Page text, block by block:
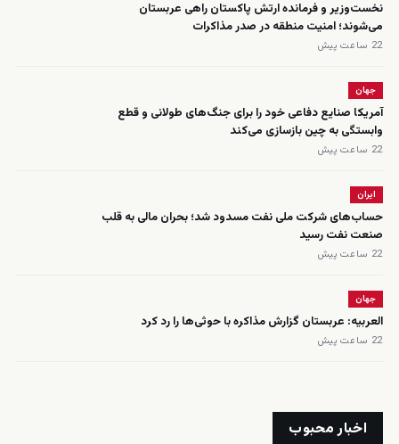
نخست‌وزیر و فرمانده ارتش پاکستان راهی عربستان
می‌شوند؛ امنیت منطقه در صدر مذاکرات
22 ساعت پیش
جهان
آمریکا صنایع دفاعی خود را برای جنگ‌های طولانی و قطع
وابستگی به چین بازسازی می‌کند
22 ساعت پیش
ایران
حساب‌های شرکت ملی نفت مسدود شد؛ بحران مالی به قلب
صنعت نفت رسید
22 ساعت پیش
جهان
العربیه: عربستان گزارش مذاکره با حوثی‌ها را رد کرد
22 ساعت پیش
اخبار محبوب